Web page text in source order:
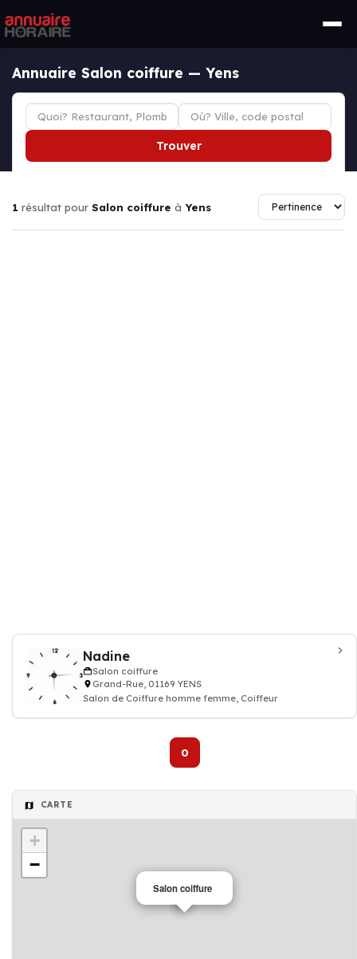
Annuaire Salon coiffure — Yens
Trouver
1 résultat pour Salon coiffure à Yens
Nadine
Salon coiffure
Grand-Rue, 01169 YENS
Salon de Coiffure homme femme, Coiffeur
0
CARTE
Salon coiffure
+
−